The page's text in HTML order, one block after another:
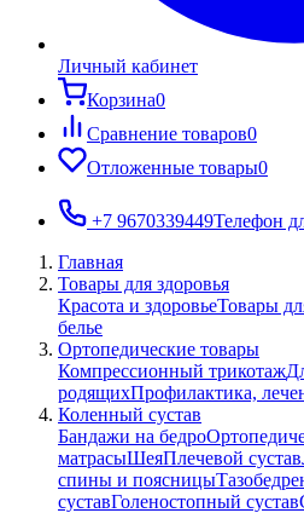
Личный кабинет
Корзина0
Сравнение товаров0
Отложенные товары0
+7 9670339449Телефон
Главная
Товары для здоровья
Красота и здоровьеТовары
белье
Ортопедические товары
Компрессионный трикотаж
родящихПрофилактика,
Коленный сустав
Бандажи на бедро
матрасыШеяПлечевой сустав
спины и поясницы
суставГоленостопный сустав